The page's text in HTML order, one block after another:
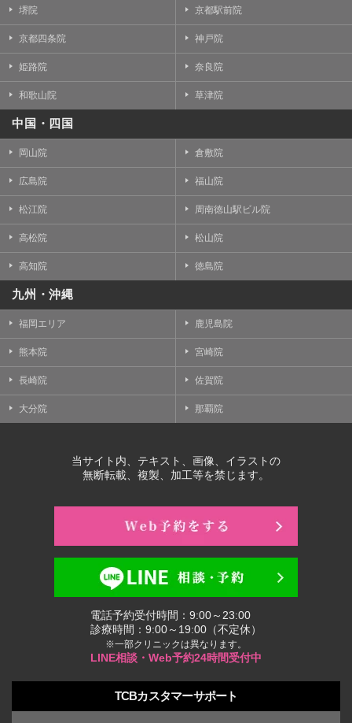
堺院 京都駅前院
京都四条院 神戸院
姫路院 奈良院
和歌山院 草津院
中国・四国
岡山院 倉敷院
広島院 福山院
松江院 周南徳山駅ビル院
高松院 松山院
高知院 徳島院
九州・沖縄
福岡エリア 鹿児島院
熊本院 宮崎院
長崎院 佐賀院
大分院 那覇院
当サイト内、テキスト、画像、イラストの
無断転載、複製、加工等を禁じます。
電話予約受付時間：9:00～23:00
診療時間：9:00～19:00（不定休）
※一部クリニックは異なります。
LINE相談・Web予約24時間受付中
TCBカスタマーサポート